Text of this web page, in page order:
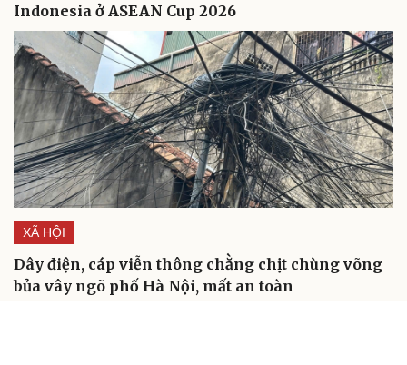
Indonesia ở ASEAN Cup 2026
XÃ HỘI
Dây điện, cáp viễn thông chằng chịt chùng võng
bủa vây ngõ phố Hà Nội, mất an toàn